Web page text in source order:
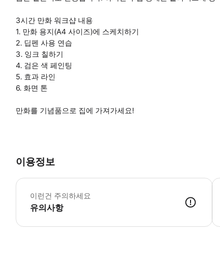
3시간 만화 워크샵 내용
1. 만화 용지(A4 사이즈)에 스케치하기
2. 딥펜 사용 연습
3. 잉크 칠하기
4. 검은 색 페인팅
5. 효과 라인
6. 화면 톤
만화를 기념품으로 집에 가져가세요!
이용정보
이런건 주의하세요
유의사항
위